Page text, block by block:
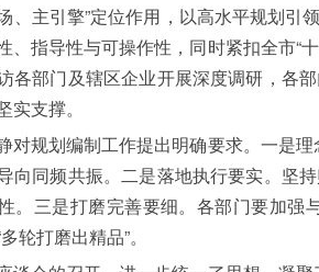
、主引擎”定位作用，以高水平规划
、指导性与可操作性，同时紧扣全市“
各部门及辖区企业开展深度调研，各
实支撑。
规划编制工作提出明确要求。一是理
向同频共振。二是落地执行要实。坚
。三是打磨完善要细。各部门要加强
轮打磨出精品”。